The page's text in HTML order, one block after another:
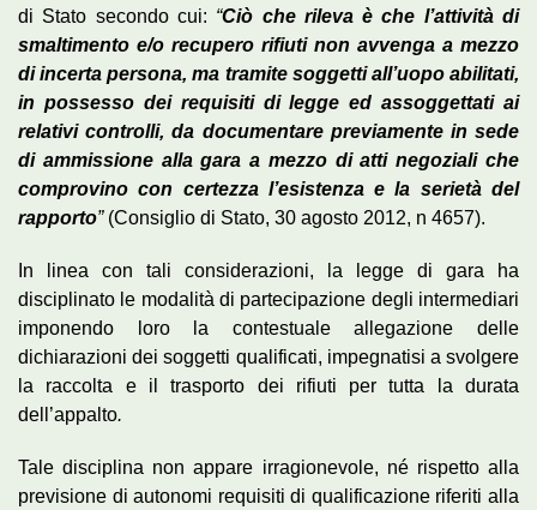
di Stato secondo cui: “Ciò che rileva è che l’attività di
smaltimento e/o recupero rifiuti non avvenga a mezzo
di incerta persona, ma tramite soggetti all’uopo abilitati,
in possesso dei requisiti di legge ed assoggettati ai
relativi controlli, da documentare previamente in sede
di ammissione alla gara a mezzo di atti negoziali che
comprovino con certezza l’esistenza e la serietà del
rapporto” (Consiglio di Stato, 30 agosto 2012, n 4657).
In linea con tali considerazioni, la legge di gara ha
disciplinato le modalità di partecipazione degli intermediari
imponendo loro la contestuale allegazione delle
dichiarazioni dei soggetti qualificati, impegnatisi a svolgere
la raccolta e il trasporto dei rifiuti per tutta la durata
dell’appalto.
Tale disciplina non appare irragionevole, né rispetto alla
previsione di autonomi requisiti di qualificazione riferiti alla